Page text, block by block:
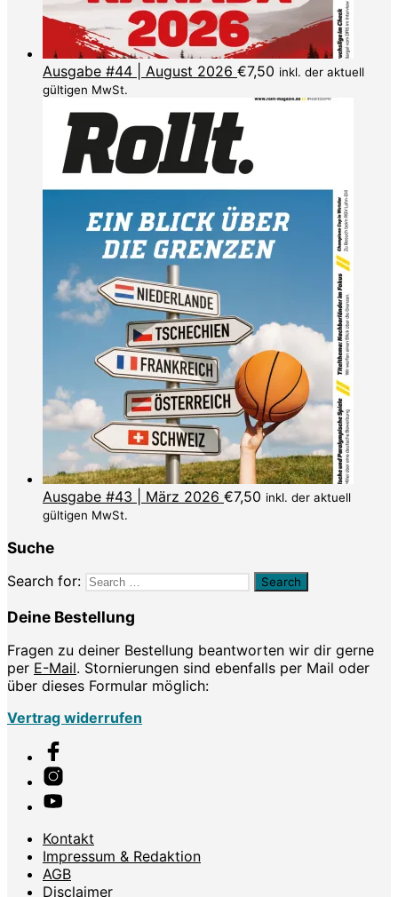
Ausgabe #44 | August 2026 €7,50 inkl. der aktuell
gültigen MwSt.
Ausgabe #43 | März 2026 €7,50 inkl. der aktuell
gültigen MwSt.
Suche
Search for:
Deine Bestellung
Fragen zu deiner Bestellung beantworten wir dir gerne
per E-Mail. Stornierungen sind ebenfalls per Mail oder
über dieses Formular möglich:
Vertrag widerrufen
Kontakt
Impressum & Redaktion
AGB
Disclaimer